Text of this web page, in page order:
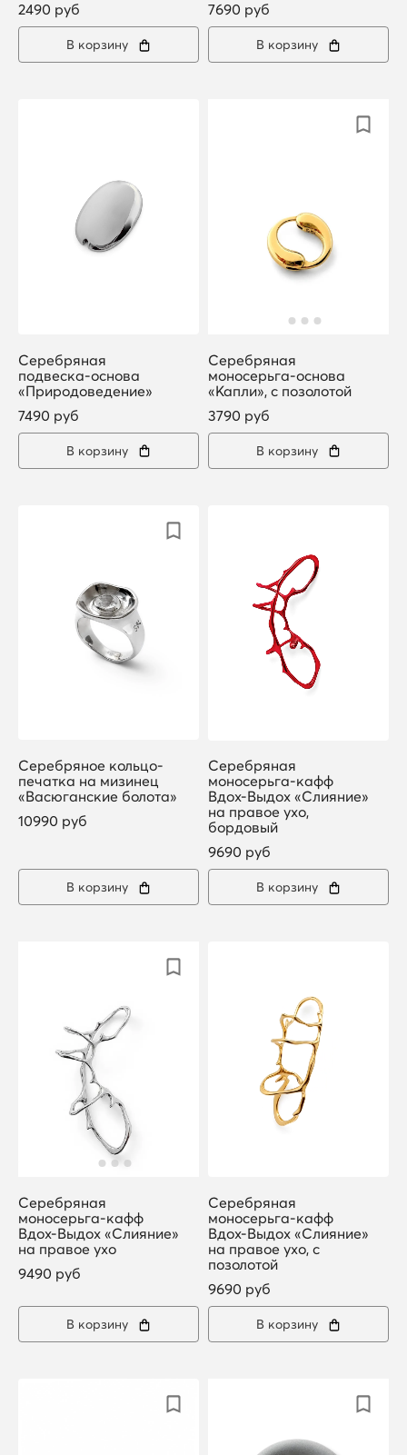
2490 руб
В корзину
7690 руб
В корзину
Серебряная
подвеска-основа
«Природоведение»
7490 руб
В корзину
Серебряная
моносерьга-основа
«Капли», с позолотой
3790 руб
В корзину
Серебряное кольцо-
печатка на мизинец
«Васюганские болота»
10990 руб
В корзину
Серебряная
моносерьга-кафф
Вдох-Выдох «Слияние»
на правое ухо,
бордовый
9690 руб
В корзину
Серебряная
моносерьга-кафф
Вдох-Выдох «Слияние»
на правое ухо
9490 руб
В корзину
Серебряная
моносерьга-кафф
Вдох-Выдох «Слияние»
на правое ухо, с
позолотой
9690 руб
В корзину